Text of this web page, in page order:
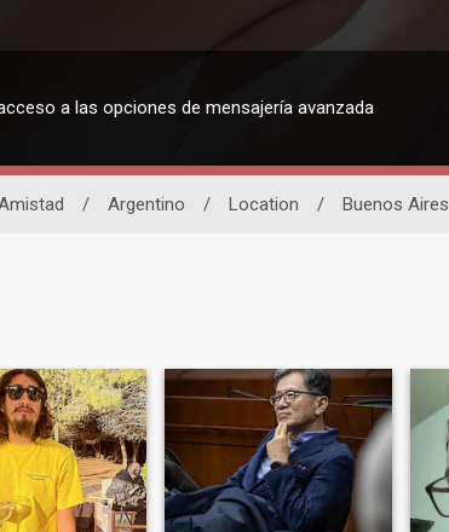
a las opciones de mensajería avanzada
/ Argentino / Location / Buenos Aires